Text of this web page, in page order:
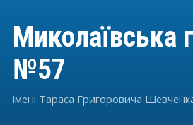
Миколаївська
№57
імені Тараса Григоровича